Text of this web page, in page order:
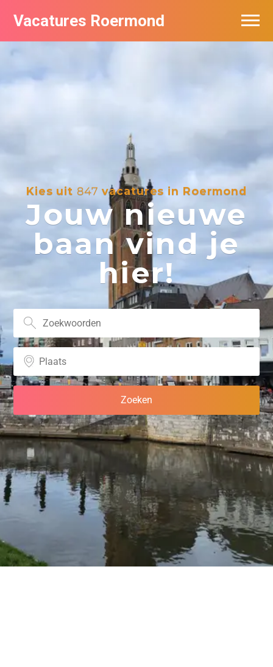
Vacatures Roermond
Kies uit 847 vacatures in Roermond
Jouw nieuwe
baan vind je
hier!
Vacatures per bedrijf in Roermond
De populairste vacatures in Roermond